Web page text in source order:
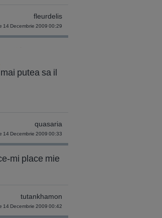
fleurdelis
14 Decembrie 2009 00:29
putea sa il
quasaria
14 Decembrie 2009 00:33
mi place mie
tutankhamon
14 Decembrie 2009 00:42